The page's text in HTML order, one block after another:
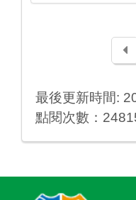
最後更新時間:
點閱次數：